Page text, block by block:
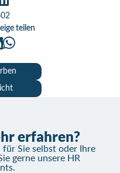
teilen
erfahren?
Sie selbst oder Ihre
gerne unsere HR